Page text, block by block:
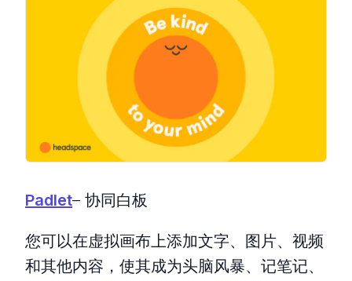
Padlet– 协同白板
您可以在虚拟画布上添加文字、图片、视频
和其他内容，使其成为头脑风暴、记笔记、